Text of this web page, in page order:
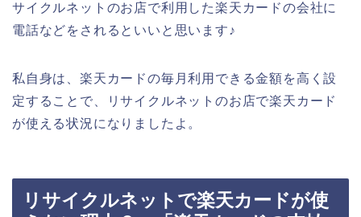
サイクルネットのお店で利用した楽天カードの会社に
電話などをされるといいと思います♪
私自身は、楽天カードの毎月利用できる金額を高く設
定することで、リサイクルネットのお店で楽天カード
が使える状況になりましたよ。
リサイクルネットで楽天カードが使